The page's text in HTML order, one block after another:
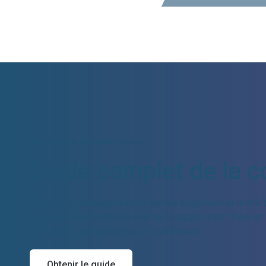
Guide complet de la
Obtenez un éclairage expert sur les exigences et
diligence raisonnable au sein de la supply chain. Pour